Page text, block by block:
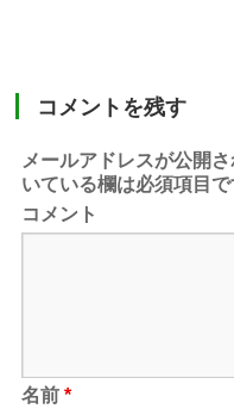
コメントを残す
メールアドレスが公開
いている欄は必須項目で
コメント
名前*